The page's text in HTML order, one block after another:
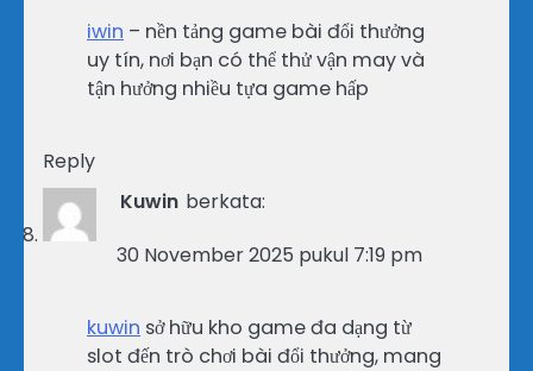
iwin – nền tảng game bài đổi thưởng
uy tín, nơi bạn có thể thử vận may và
tận hưởng nhiều tựa game hấp
Reply
Kuwin berkata:
30 November 2025 pukul 7:19 pm
kuwin sở hữu kho game đa dạng từ
slot đến trò chơi bài đổi thưởng, mang